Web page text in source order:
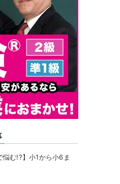
悩む!?】小1から小6ま